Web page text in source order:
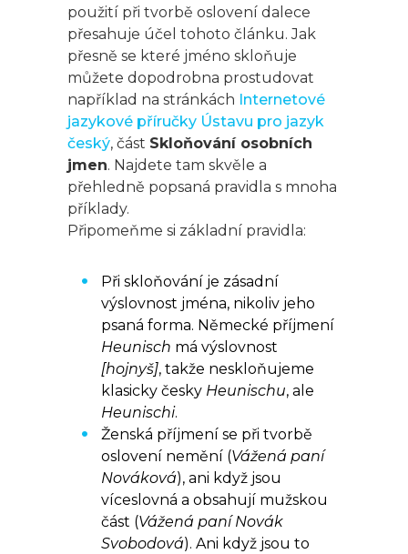
použití při tvorbě oslovení dalece
přesahuje účel tohoto článku. Jak
přesně se které jméno skloňuje
můžete dopodrobna prostudovat
například na stránkách Internetové
jazykové příručky Ústavu pro jazyk
český, část Skloňování osobních
jmen. Najdete tam skvěle a
přehledně popsaná pravidla s mnoha
příklady.
Připomeňme si základní pravidla:
Při skloňování je zásadní
výslovnost jména, nikoliv jeho
psaná forma. Německé příjmení
Heunisch má výslovnost
[hojnyš], takže neskloňujeme
klasicky česky Heunischu, ale
Heunischi.
Ženská příjmení se při tvorbě
oslovení nemění (Vážená paní
Nováková), ani když jsou
víceslovná a obsahují mužskou
část (Vážená paní Novák
Svobodová). Ani když jsou to